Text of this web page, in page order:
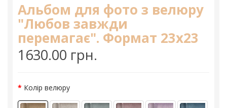
Альбом для фото з велюру
"Любов завжди
перемагає". Формат 23х23
1630.00 грн.
Колір велюру